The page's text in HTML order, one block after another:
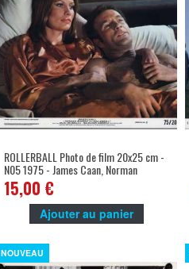
ROLLERBALL Photo de film 20x25 cm -
N05 1975 - James Caan, Norman
Jewinson
15,00 €
Ajouter au panier
NOUVEAU